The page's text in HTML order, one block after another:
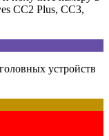
CC2 Plus, CC3,
устройств